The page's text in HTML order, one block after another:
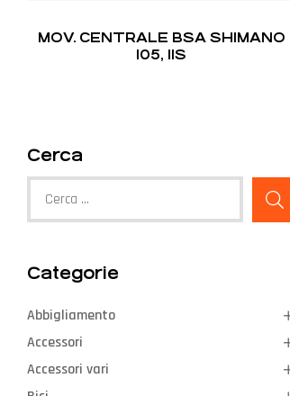
MOV. CENTRALE BSA SHIMANO
105, 11S
Cerca
Categorie
Abbigliamento
Accessori
Accessori vari